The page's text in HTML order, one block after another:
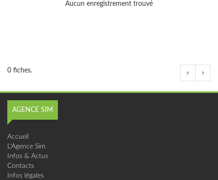
Aucun enregistrement trouvé
0 fiches. « »
AGENCE SIM
Accueil
L'Agence Sim
Infos & Actus
Contacts
Infos légales